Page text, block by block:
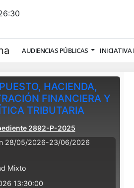
AUDIENCIAS PÚBLICAS INICIATIVA
HACIENDA,
FINANCIERA Y
TRIBUTARIA
2892-P-2025
28/05/2026-23/06/2026
Mixto
13:30:00